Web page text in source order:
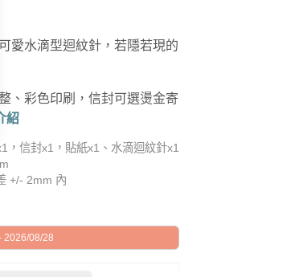
愛水滴型迴紋針，若隱若現的
、彩色印刷，信封可選燙金寄
紹
，信封x1，貼紙x1、水滴迴紋針x1
+/- 2mm 內
2026/08/28